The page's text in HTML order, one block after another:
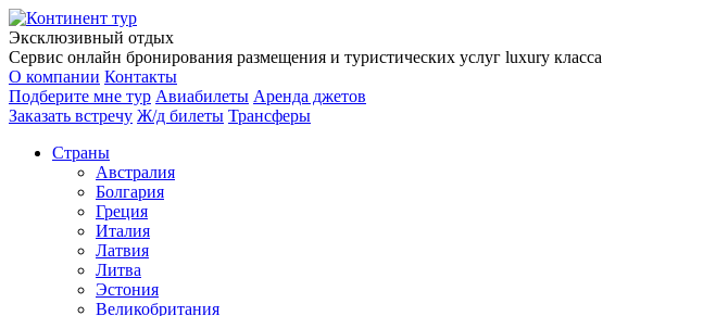
Эксклюзивный отдых
Сервис онлайн бронирования размещения и туристических услуг luxury класса
О компании Контакты
Подберите мне тур Авиабилеты Аренда джетов
Заказать встречу Ж/д билеты Трансферы
Страны
Австралия
Болгария
Греция
Италия
Латвия
Литва
Эстония
Великобритания